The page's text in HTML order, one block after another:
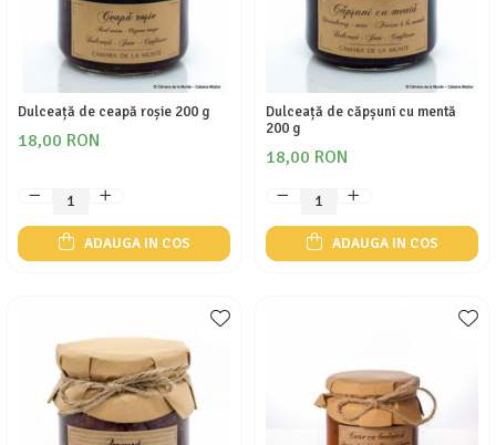
Dulceață de ceapă roșie 200 g
18,00 RON
ADAUGA IN COS
Dulceață de căpșuni cu mentă
200 g
18,00 RON
ADAUGA IN COS